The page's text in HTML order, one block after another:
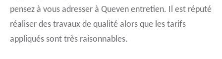
pensez à vous adresser à Queven entretien. Il est réputé
réaliser des travaux de qualité alors que les tarifs
appliqués sont très raisonnables.